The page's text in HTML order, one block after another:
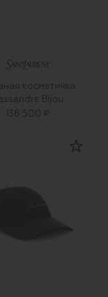
косметичка
Bijou
136 500 ₽